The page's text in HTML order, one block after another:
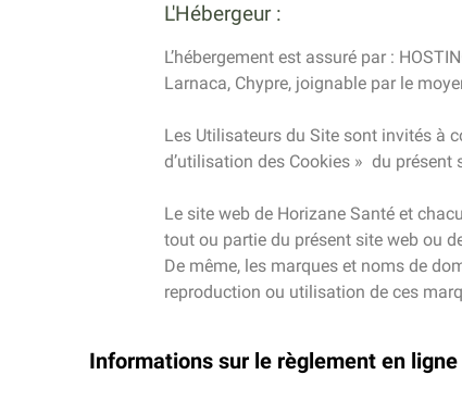
L'Hébergeur :
L’hébergement est assuré par :
Larnaca, Chypre, joignable par le
Les Utilisateurs du Site sont invités à
d’utilisation des Cookies » du présent
Le site web de Horizane Santé et
tout ou partie du présent site web ou
De même, les marques et noms de
reproduction ou utilisation de ces
Informations sur le règlement en